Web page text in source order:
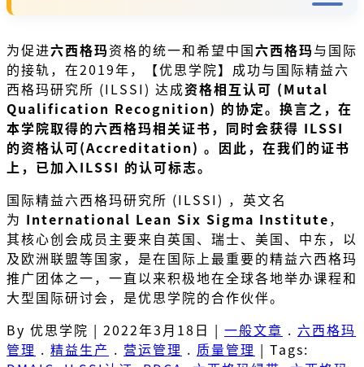
为促进六西格玛资格的统一和希望中国六西格玛与国际
的接轨，在2019年，【优思学院】成功与国际精益六
西格玛研究所 (ILSSI) 达成资格相互认可 (Mutal
Qualification Recognition) 的协定。换言之，在
本学院取得的六西格玛相关证书，同时会获得 ILSSI
的资格认可(Accreditation) 。因此，在我们的证书
上，已加入ILSSI 的认可标志。
国际精益六西格玛研究所 (ILSSI) ，英文名
为 International Lean Six Sigma Institute，
其核心创会成员主要来自英国、瑞士、美国、中东，以
及欧洲联盟等国家，是在国际上最重要的精益六西格玛
推广团体之一，一直以来积极地在全球各地举办课程和
大型国际研讨会，是优思学院的合作伙伴。
By 优思学院 | 2022年3月18日 | 一般文章 . 六西格玛
管理 . 精益生产 . 营运管理 . 质量管理 | Tags: